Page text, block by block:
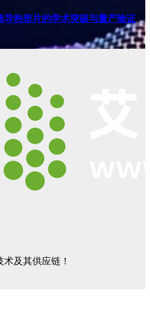
热垫片的学术突破与量产验证
及其供应链！